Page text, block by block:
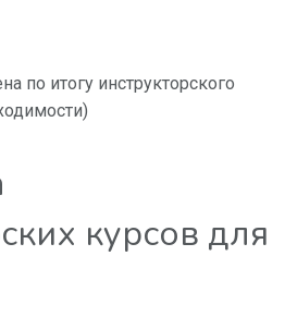
по итогу инструкторского
курсов для